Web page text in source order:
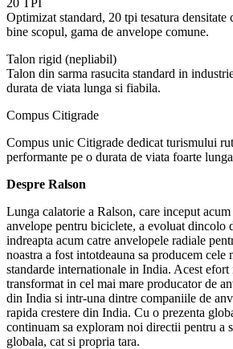
Optimizat standard, 20 tpi tesatura densitate
bine scopul, gama de anvelope comune.
Talon rigid (nepliabil)
Talon din sarma rasucita standard in
durata de viata lunga si fiabila.
Compus Citigrade
Compus unic Citigrade dedicat turismului
performante pe o durata de viata foarte
Despre Ralson
Lunga calatorie a Ralson, care inceput
anvelope pentru biciclete, a evoluat dincolo
indreapta acum catre anvelopele radiale
noastra a fost intotdeauna sa producem cele
standarde internationale in India. Acest efort
transformat in cel mai mare producator de
din India si intr-una dintre companiile de
rapida crestere din India. Cu o prezenta
continuam sa exploram noi directii pentru a
globala, cat si propria tara.